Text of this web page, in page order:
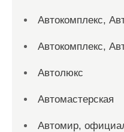
Автокомплекс,
Автокомплекс,
Автолюкс
Автомастерская
Автомир,